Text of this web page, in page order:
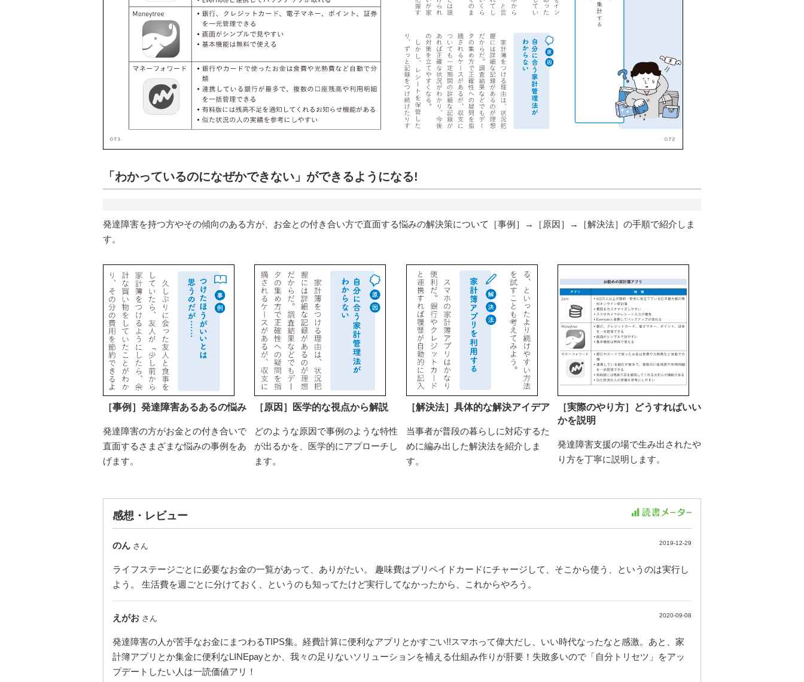
「わかっているのになぜかできない」ができるようになる!
発達障害を持つ方やその傾向のある方が、お金との付き合い方で直面する悩みの解決策について［事例］→［原因］→［解決法］の手順で紹介しま
す。
［事例］発達障害あるあるの悩み
発達障害の方がお金との付き合いで
直面するさまざまな悩みの事例をあ
げます。
［原因］医学的な視点から解説
どのような原因で事例のような特性
が出るかを、医学的にアプローチし
ます。
［解決法］具体的な解決アイデア
当事者が普段の暮らしに対応するた
めに編み出した解決法を紹介しま
す。
［実際のやり方］どうすればいい
かを説明
発達障害支援の場で生み出されたや
り方を丁寧に説明します。
感想・レビュー
のん さん 2019-12-29
ライフステージごとに必要なお金の一覧があって、ありがたい。 趣味費はプリペイドカードにチャージして、そこから使う、というのは実行し
よう。 生活費を週ごとに分けておく、というのも知ってたけど実行してなかったから、これからやろう。
えがお さん 2020-09-08
発達障害の人が苦手なお金にまつわるTIPS集。経費計算に便利なアプリとかすごい!!スマホって偉大だし、いい時代なったなと感激。あと、家
計簿アプリとか集金に便利なLINEpayとか、我々の足りないソリューションを補える仕組み作りが肝要！失敗多いので「自分トリセツ」をアッ
プデートしたい人は一読価値アリ！